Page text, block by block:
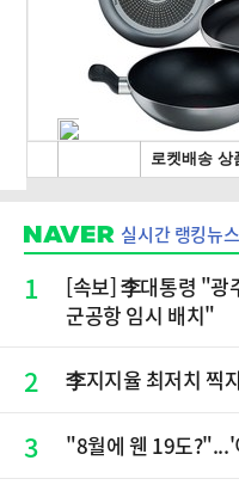
실시간 랭킹뉴스
1
[속보] 李대통령 "광
군공항 임시 배치"
2 李지지율 최저치 찍
3 "8월에 웬 19도?"...'